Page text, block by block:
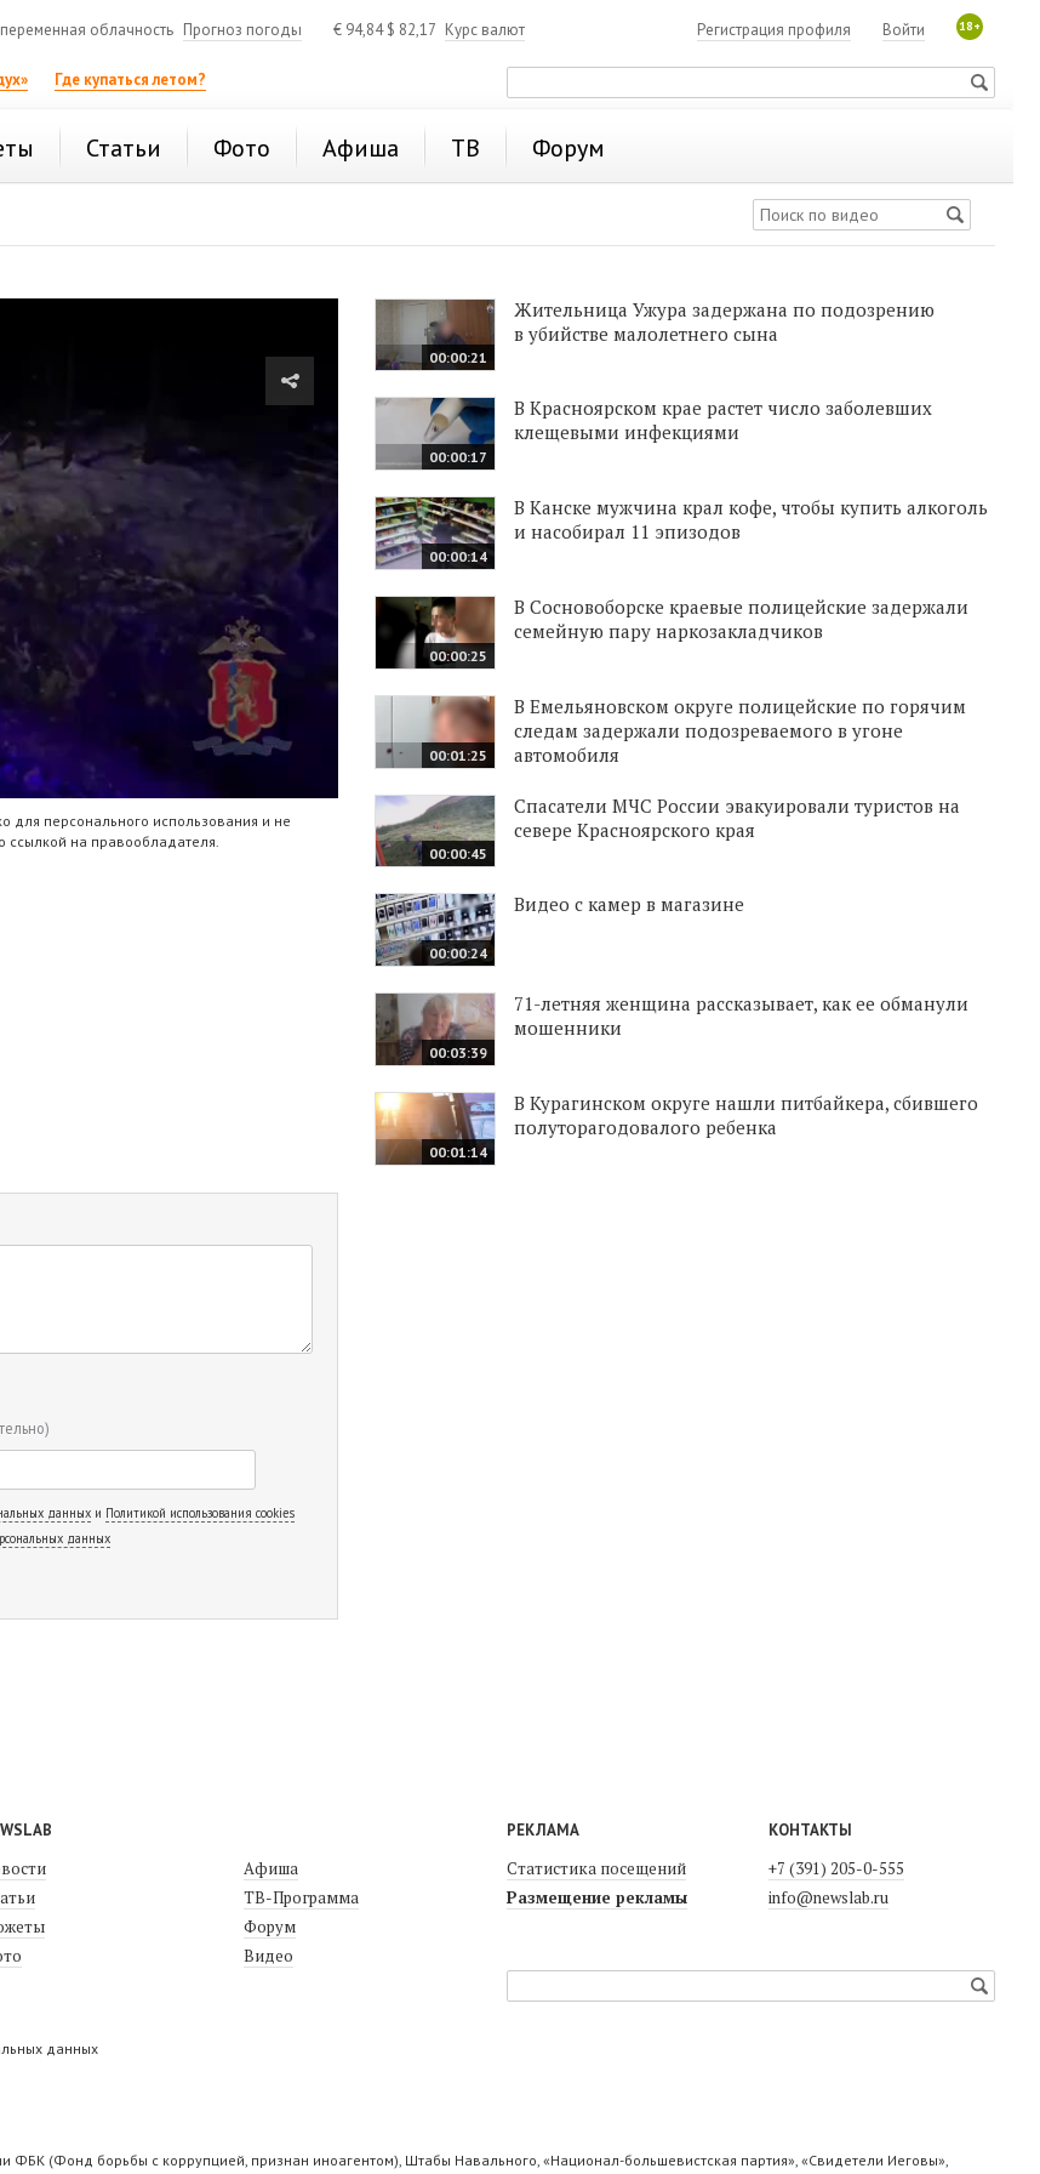
переменная облачность Прогноз погоды € 94,84$ 82,17 Курс валют 18+
Войти
Регистрация профиля
Где купаться летом?
Статьи Фото Афиша ТВ Форум
персонального использования и не
на правообладателя.
данных и Политикой использования cookies
данных
00:00:21
Жительница Ужура задержана по подозрению
в убийстве малолетнего сына
00:00:17
В Красноярском крае растет число заболевших
клещевыми инфекциями
00:00:14
В Канске мужчина крал кофе, чтобы купить алкоголь
и насобирал 11 эпизодов
00:00:25
В Сосновоборске краевые полицейские задержали
семейную пару наркозакладчиков
00:01:25
В Емельяновском округе полицейские по горячим
следам задержали подозреваемого в угоне
автомобиля
00:00:45
Спасатели МЧС России эвакуировали туристов на
севере Красноярского края
00:00:24
Видео с камер в магазине
00:03:39
71-летняя женщина рассказывает, как ее обманули
мошенники
00:01:14
В Курагинском округе нашли питбайкера, сбившего
полуторагодовалого ребенка
Афиша
ТВ-Программа
Форум
Видео
РЕКЛАМА
Статистика посещений
Размещение рекламы
КОНТАКТЫ
+7 (391) 205-0-555
info@newslab.ru
данных
ФБК (Фонд борьбы с коррупцией, признан иноагентом), Штабы Навального, «Национал-большевистская партия», «Свидетели Иеговы»,